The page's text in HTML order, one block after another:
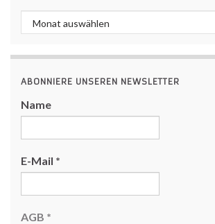
Archiv
ABONNIERE UNSEREN NEWSLETTER
Name
E-Mail *
AGB *